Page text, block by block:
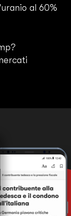
al 60%